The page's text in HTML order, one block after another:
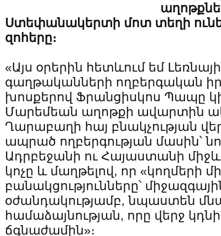
Ստեփանակերտի մոտ տեղի
զոհերը։
«Այս օրերին հետևում եմ
գաղթականների ողբերգական
խոսքերով Ֆրանցիսկոս Պապը
Մարեմեան աղոթքի ավարտին
Ղարաբաղի հայ բնակչության
ապրած ողբերգության մասին՝
Ադրբեջանի ու Հայաստանի
կոչը և մաղթելով, որ «կողմերի
բանակցությունները՝
օժանդակությամբ, նպաստեն
համաձայնության, որը վերջ
ճգնաժամին»։